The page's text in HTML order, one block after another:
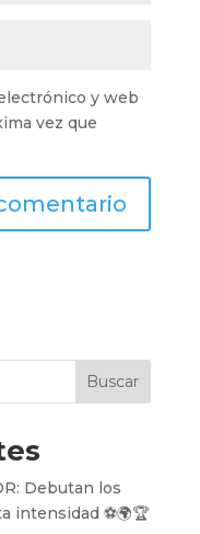
y web
vez que
Buscar
Debutan los
intensidad ⚽️🌍🏆